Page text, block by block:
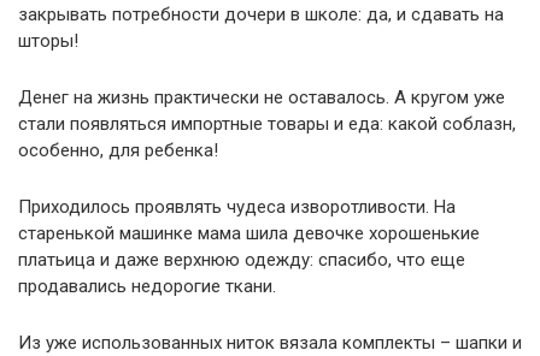
закрывать потребности дочери в школе: да, и сдавать на
шторы!
Денег на жизнь практически не оставалось. А кругом уже
стали появляться импортные товары и еда: какой соблазн,
особенно, для ребенка!
Приходилось проявлять чудеса изворотливости. На
старенькой машинке мама шила девочке хорошенькие
платьица и даже верхнюю одежду: спасибо, что еще
продавались недорогие ткани.
Из уже использованных ниток вязала комплекты – шапки и